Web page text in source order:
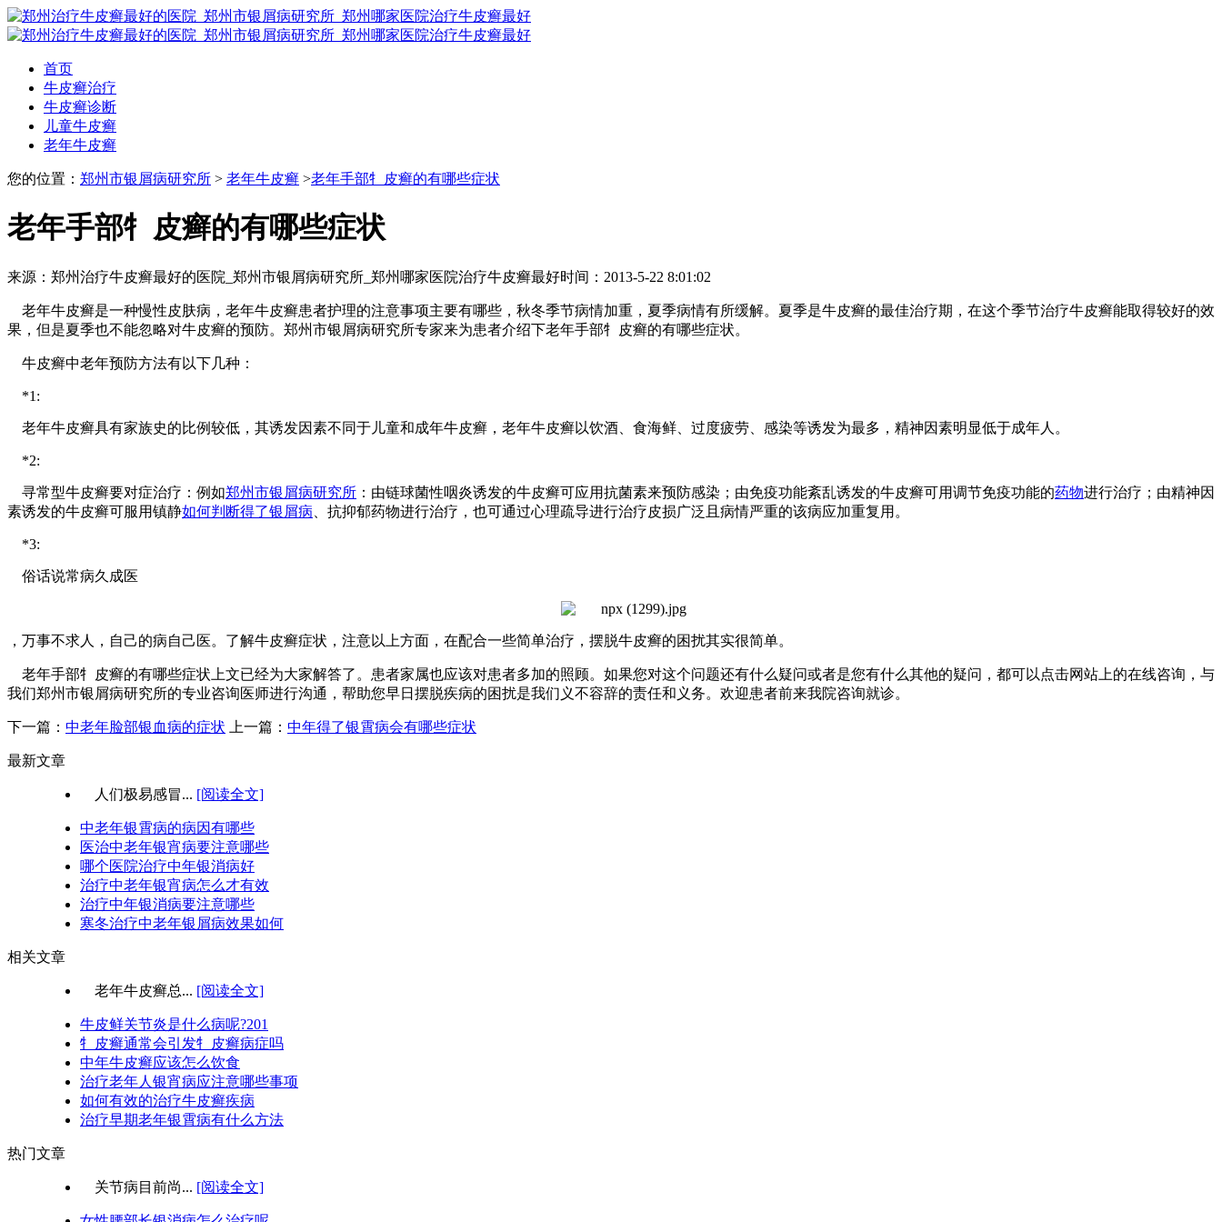
首页
牛皮癣治疗
牛皮癣诊断
儿童牛皮癣
老年牛皮癣
您的位置： 郑州市银屑病研究所 > 老年牛皮癣 >老年手部牜皮癣的有哪些症状
老年手部牜皮癣的有哪些症状
来源：郑州治疗牛皮癣最好的医院_郑州市银屑病研究所_郑州哪家医院治疗牛皮癣最好时间：2013-5-22 8:01:02
老年牛皮癣是一种慢性皮肤病，老年牛皮癣患者护理的注意事项主要有哪些，秋冬季节病情加重，夏季病情有所缓解。夏季是牛皮癣的最佳治疗期，在这个季节治疗牛皮癣能取得较好的效
果，但是夏季也不能忽略对牛皮癣的预防。郑州市银屑病研究所专家来为患者介绍下老年手部牜皮癣的有哪些症状。
牛皮癣中老年预防方法有以下几种：
*1:
老年牛皮癣具有家族史的比例较低，其诱发因素不同于儿童和成年牛皮癣，老年牛皮癣以饮酒、食海鲜、过度疲劳、感染等诱发为最多，精神因素明显低于成年人。
*2:
寻常型牛皮癣要对症治疗：例如郑州市银屑病研究所 ：由链球菌性咽炎诱发的牛皮癣可应用抗菌素来预防感染；由免疫功能紊乱诱发的牛皮癣可用调节免疫功能的药物进行治疗；由精神因
素诱发的牛皮癣可服用镇静如何判断得了银屑病 、抗抑郁药物进行治疗，也可通过心理疏导进行治疗皮损广泛且病情严重的该病应加重复用。
*3:
俗话说常病久成医
，万事不求人，自己的病自己医。了解牛皮癣症状，注意以上方面，在配合一些简单治疗，摆脱牛皮癣的困扰其实很简单。
老年手部牜皮癣的有哪些症状上文已经为大家解答了。患者家属也应该对患者多加的照顾。如果您对这个问题还有什么疑问或者是您有什么其他的疑问，都可以点击网站上的在线咨询，与
我们郑州市银屑病研究所的专业咨询医师进行沟通，帮助您早日摆脱疾病的困扰是我们义不容辞的责任和义务。欢迎患者前来我院咨询就诊。
下一篇： 中老年脸部银血病的症状 上一篇： 中年得了银霄病会有哪些症状
最新文章
人们极易感冒... [阅读全文]
中老年银霄病的病因有哪些
医治中老年银宵病要注意哪些
哪个医院治疗中年银消病好
治疗中老年银宵病怎么才有效
治疗中年银消病要注意哪些
寒冬治疗中老年银屑病效果如何
相关文章
老年牛皮癣总... [阅读全文]
牛皮鲜关节炎是什么病呢?201
牜皮癣通常会引发牜皮癣病症吗
中年牛皮癣应该怎么饮食
治疗老年人银宵病应注意哪些事项
如何有效的治疗牛皮癣疾病
治疗早期老年银霄病有什么方法
热门文章
关节病目前尚... [阅读全文]